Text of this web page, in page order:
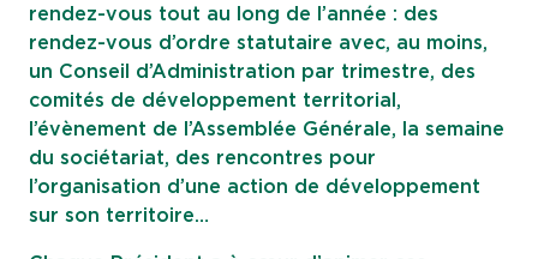
rendez-vous tout au long de l’année : des
rendez-vous d’ordre statutaire avec, au moins,
un Conseil d’Administration par trimestre, des
comités de développement territorial,
l’évènement de l’Assemblée Générale, la semaine
du sociétariat, des rencontres pour
l’organisation d’une action de développement
sur son territoire…